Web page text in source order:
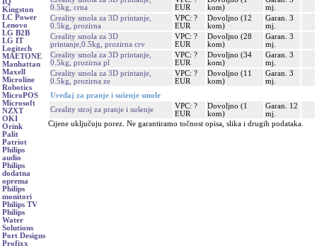
IQ
Kingston
LC Power
Lenovo
LG B2B
LG IT
Logitech
MAETONE
Manhattan
Maxell
Microline
Robotics
MicroPOS
Microsoft
NZXT
OKI
Orink
Palit
Patriot
Philips
audio
Philips
dodatna
oprema
Philips
monitori
Philips TV
Philips
Water
Solutions
Port Designs
Profixx
0.5kg, crna
EUR
kom)
mj.
Creality smola za 3D printanje,
0.5kg, prozirna
VPC: ?
EUR
Dovoljno (12
kom)
Garan. 3
mj.
Creality smola za 3D
printanje,0.5kg, prozirna crv
VPC: ?
EUR
Dovoljno (28
kom)
Garan. 3
mj.
Creality smola za 3D printanje,
0.5kg, prozirna pl
VPC: ?
EUR
Dovoljno (34
kom)
Garan. 3
mj.
Creality smola za 3D printanje,
0.5kg, prozirna ze
VPC: ?
EUR
Dovoljno (11
kom)
Garan. 3
mj.
Uređaj za pranje i sušenje smole
Creality stroj za pranje i sušenje
VPC: ?
EUR
Dovoljno (1
kom)
Garan. 12
mj.
Cijene uključuju porez. Ne garantiramo točnost opisa, slika i drugih podataka.